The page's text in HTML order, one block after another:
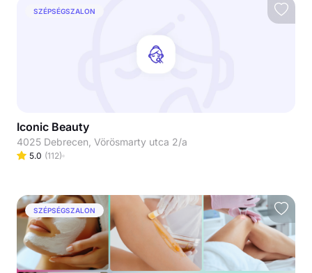
SZÉPSÉGSZALON
Iconic Beauty
4025 Debrecen, Vörösmarty utca 2/a
5.0 (112)
SZÉPSÉGSZALON